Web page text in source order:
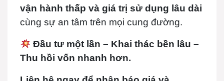
vận hành thấp và giá trị sử dụng lâu dài
cùng sự an tâm trên mọi cung đường.
Đầu tư một lần – Khai thác bền lâu –
Thu hồi vốn nhanh hơn.